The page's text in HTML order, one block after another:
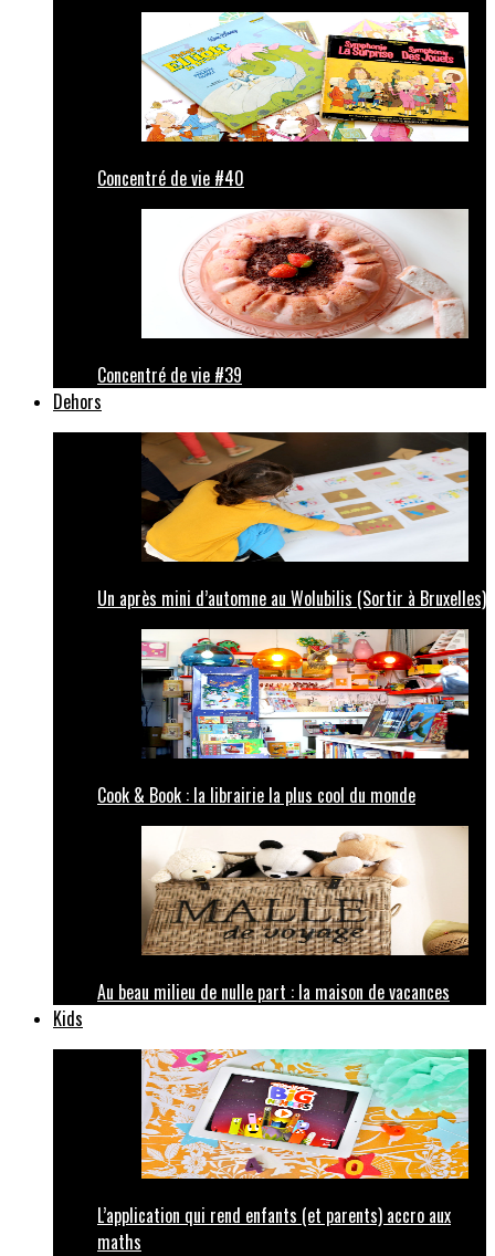
Concentré de vie #40
Concentré de vie #39
Dehors
Un après mini d’automne au Wolubilis (Sortir à Bruxelles)
Cook & Book : la librairie la plus cool du monde
Au beau milieu de nulle part : la maison de vacances
Kids
L’application qui rend enfants (et parents) accro aux
maths